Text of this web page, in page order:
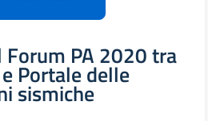
Forum PA 2020 tra
Portale delle
sismiche